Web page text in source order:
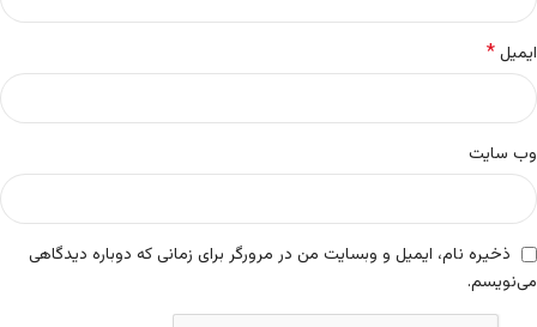
ایمیل*
وب‌ سایت
ذخیره نام، ایمیل و وبسایت من در مرورگر برای زمانی که دوباره دیدگاهی
می‌نویسم.